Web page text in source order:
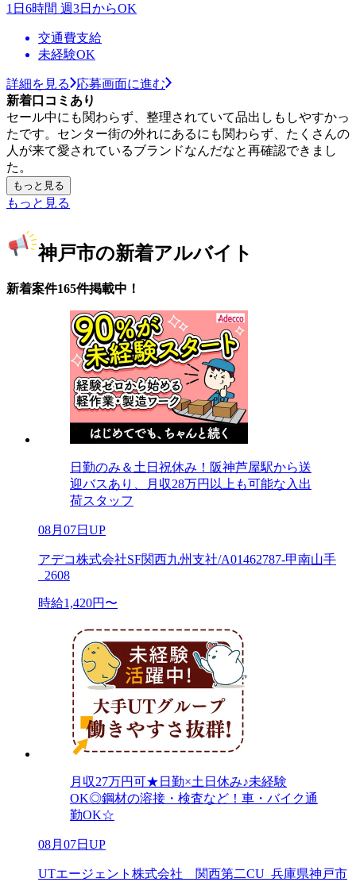
1日6時間 週3日からOK
交通費支給
未経験OK
詳細を見る
応募画面に進む
新着口コミあり
セール中にも関わらず、整理されていて品出しもしやすかっ
たです。センター街の外れにあるにも関わらず、たくさんの
人が来て愛されているブランドなんだなと再確認できまし
た。
もっと見る
もっと見る
神戸市の新着アルバイト
新着案件165件掲載中！
日勤のみ＆土日祝休み！阪神芦屋駅から送
迎バスあり、月収28万円以上も可能な入出
荷スタッフ
08月07日UP
アデコ株式会社SF関西九州支社/A01462787-甲南山手
_2608
時給1,420円〜
月収27万円可★日勤×土日休み♪未経験
OK◎鋼材の溶接・検査など！車・バイク通
勤OK☆
08月07日UP
UTエージェント株式会社 関西第二CU_兵庫県神戸市